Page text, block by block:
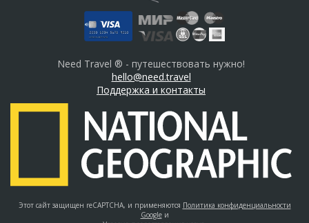
Need Travel ® - путешествовать нужно!
hello@need.travel
Поддержка и контакты
Этот сайт защищен reCAPTCHA, и применяются Политика конфиденциальности
Googleи